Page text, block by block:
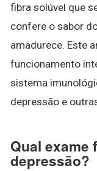
fibra solúvel que
confere o sabor
amadurece. Este
funcionamento
sistema
depressão e
Qual exame
depressão?